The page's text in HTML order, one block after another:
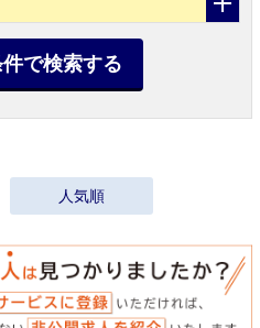
で検索する
人気順